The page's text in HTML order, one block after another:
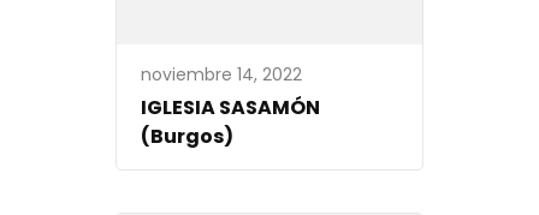
noviembre 14, 2022
IGLESIA SASAMÓN
(Burgos)